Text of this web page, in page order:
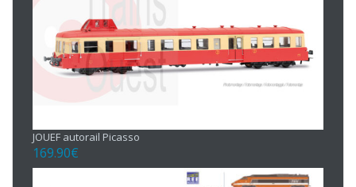
JOUEF autorail Picasso
169.90€